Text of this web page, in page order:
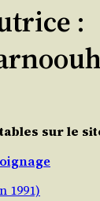
:
sur le
1991)